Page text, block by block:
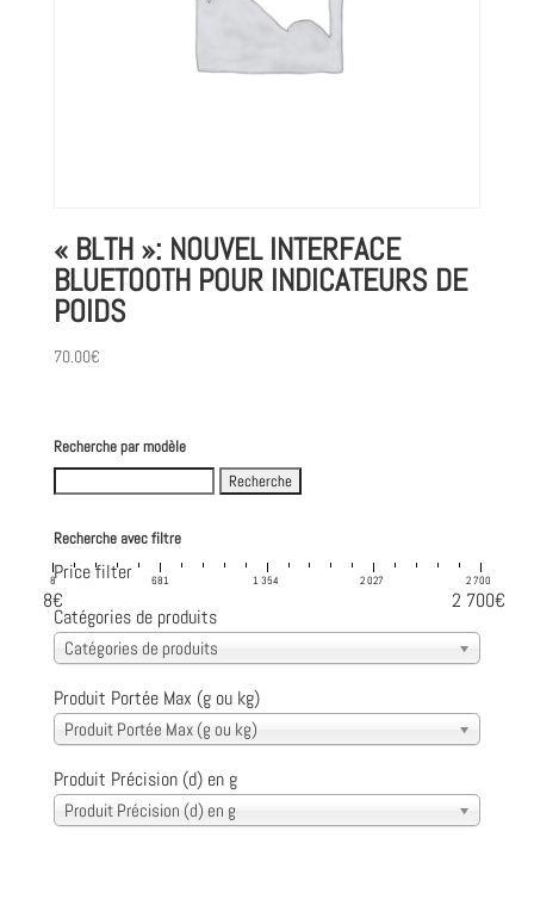
« BLTH »: NOUVEL INTERFACE
BLUETOOTH POUR INDICATEURS DE
POIDS
70.00€
Recherche par modèle
Recherche avec filtre
Price filter
8€
2 700€
8 681 1 354 2 027 2 700
Catégories de produits
Catégories de produits
Produit Portée Max (g ou kg)
Produit Portée Max (g ou kg)
Produit Précision (d) en g
Produit Précision (d) en g